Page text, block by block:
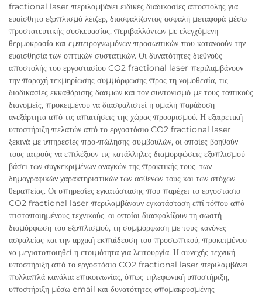
fractional laser περιλαμβάνει ειδικές διαδικασίες αποστολής για
ευαίσθητο εξοπλισμό λέιζερ, διασφαλίζοντας ασφαλή μεταφορά μέσω
προστατευτικής συσκευασίας, περιβαλλόντων με ελεγχόμενη
θερμοκρασία και εμπειρογνωμόνων προσωπικών που κατανοούν την
ευαισθησία των οπτικών συστατικών. Οι δυνατότητες διεθνούς
αποστολής του εργοστασίου CO2 fractional laser περιλαμβάνουν
την παροχή τεκμηρίωσης συμμόρφωσης προς τη νομοθεσία, τις
διαδικασίες εκκαθάρισης δασμών και τον συντονισμό με τους τοπικούς
διανομείς, προκειμένου να διασφαλιστεί η ομαλή παράδοση
ανεξάρτητα από τις απαιτήσεις της χώρας προορισμού. Η εξαιρετική
υποστήριξη πελατών από το εργοστάσιο CO2 fractional laser
ξεκινά με υπηρεσίες προ-πώλησης συμβουλών, οι οποίες βοηθούν
τους ιατρούς να επιλέξουν τις κατάλληλες διαμορφώσεις εξοπλισμού
βάσει των συγκεκριμένων αναγκών της πρακτικής τους, των
δημογραφικών χαρακτηριστικών των ασθενών τους και των στόχων
θεραπείας. Οι υπηρεσίες εγκατάστασης που παρέχει το εργοστάσιο
CO2 fractional laser περιλαμβάνουν εγκατάσταση επί τόπου από
πιστοποιημένους τεχνικούς, οι οποίοι διασφαλίζουν τη σωστή
διαμόρφωση του εξοπλισμού, τη συμμόρφωση με τους κανόνες
ασφαλείας και την αρχική εκπαίδευση του προσωπικού, προκειμένου
να μεγιστοποιηθεί η ετοιμότητα για λειτουργία. Η συνεχής τεχνική
υποστήριξη από το εργοστάσιο CO2 fractional laser περιλαμβάνει
πολλαπλά κανάλια επικοινωνίας, όπως τηλεφωνική υποστήριξη,
υποστήριξη μέσω email και δυνατότητες απομακρυσμένης